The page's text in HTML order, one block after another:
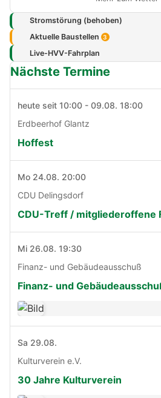
Stromstörung (behoben)
Aktuelle Baustellen 3
Live-HVV-Fahrplan
Nächste Termine
heute seit 10:00 - 09.08. 18:00
Erdbeerhof Glantz
Hoffest
Mo 24.08. 20:00
CDU Delingsdorf
CDU-Treff / mitgliederoffene
Mi 26.08. 19:30
Finanz- und Gebäudeausschuß
Finanz- und
Sa 29.08.
Kulturverein e.V.
30 Jahre Kulturverein